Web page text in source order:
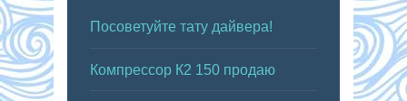
Посоветуйте тату дайвера!
Компрессор К2 150 продаю